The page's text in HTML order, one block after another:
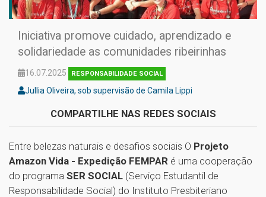
Iniciativa promove cuidado, aprendizado e
solidariedade as comunidades ribeirinhas
16.07.2025 RESPONSABILIDADE SOCIAL
Jullia Oliveira, sob supervisão de Camila Lippi
COMPARTILHE NAS REDES SOCIAIS
Entre belezas naturais e desafios sociais O Projeto
Amazon Vida - Expedição FEMPAR é uma cooperação
do programa SER SOCIAL (Serviço Estudantil de
Responsabilidade Social) do Instituto Presbiteriano